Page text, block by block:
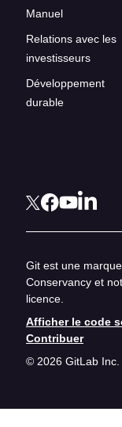
Manuel
Relations avec les
investisseurs
Développement
durable
Git est une
Conservancy et
licence.
Afficher le code
Contribuer
© 2026 GitLab Inc.